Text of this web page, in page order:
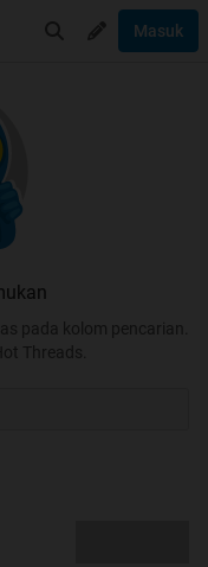
Masuk
pada kolom pencarian.
Threads.